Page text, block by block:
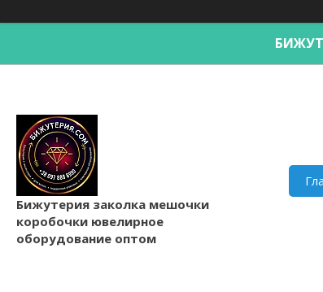
Бижутерия заколка мешочки
коробочки ювелирное
оборудование оптом